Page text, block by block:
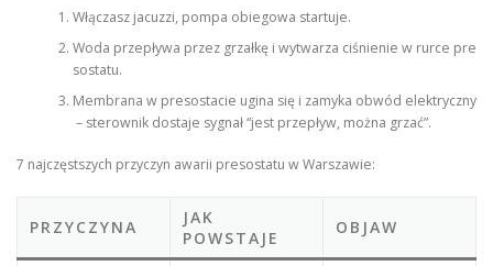
Włączasz jacuzzi, pompa obiegowa startuje.
Woda przepływa przez grzałkę i wytwarza ciśnienie w rurce pre
sostatu.
Membrana w presostacie ugina się i zamyka obwód elektryczny
– sterownik dostaje sygnał “jest przepływ, można grzać”.
7 najczęstszych przyczyn awarii presostatu w Warszawie:
PRZYCZYNA
JAK
POWSTAJE
OBJAW